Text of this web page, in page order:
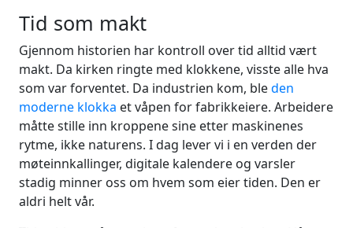
Tid som makt
Gjennom historien har kontroll over tid alltid vært
makt. Da kirken ringte med klokkene, visste alle hva
som var forventet. Da industrien kom, bleden
moderne klokka et våpen for fabrikkeiere. Arbeidere
måtte stille inn kroppene sine etter maskinenes
rytme, ikke naturens. I dag lever vi i en verden der
møteinnkallinger, digitale kalendere og varsler
stadig minner oss om hvem som eier tiden. Den er
aldri helt vår.